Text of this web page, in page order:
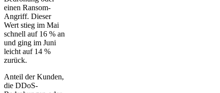
einen Ransom-
Angriff. Dieser
Wert stieg im Mai
schnell auf 16 % an
und ging im Juni
leicht auf 14 %
zurück.
Anteil der Kunden,
die DDoS-